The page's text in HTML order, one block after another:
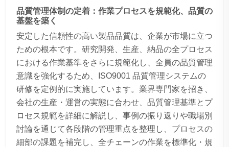
品質管理体制の定着：作業プロセスを規範化、品質の
基盤を築く
安定した信頼性の高い製品品質は、企業が市場に立つ
ための根本です。研究開発、生産、納品の全プロセス
における作業基準をさらに規範化し、全員の品質管理
意識を強化するため、ISO9001 品質管理システムの
研修を定例的に実施しています。業界専門家を招き、
会社の生産・運営の実態に合わせ、品質管理基準とプ
ロセス規範を詳細に解説し、事例の振り返りや職場別
討論を通じて各段階の管理重点を整理し、プロセスの
細部の課題を補完し、全チェーンの作業を標準化・規